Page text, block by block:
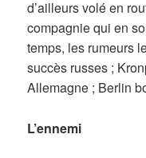
d’ailleurs volé en
compagnie qui en
temps, les rumeurs
succès russes ;
Allemagne ; Berlin
L’ennemi